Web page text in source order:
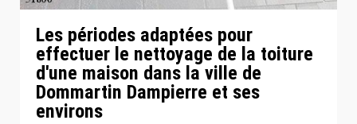
Les périodes adaptées pour
effectuer le nettoyage de la toiture
d'une maison dans la ville de
Dommartin Dampierre et ses
environs